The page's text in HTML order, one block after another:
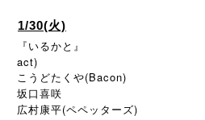
1/30(火)
『いるかと』
act)
こうどたくや(Bacon)
坂口喜咲
広村康平(ペペッターズ)